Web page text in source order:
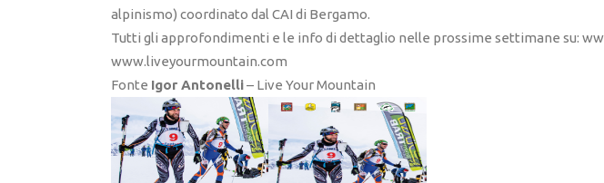
alpinismo) coordinato dal CAI di Bergamo.
Tutti gli approfondimenti e le info di dettaglio nelle prossime settimane su:
www.liveyourmountain.com
Fonte Igor Antonelli– Live Your Mountain